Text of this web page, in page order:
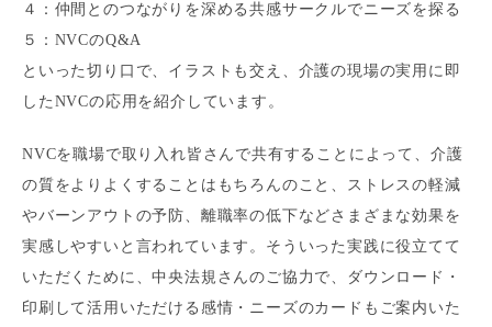
４：仲間とのつながりを深める共感サークルでニーズを探る
５：NVCのQ&A
といった切り口で、イラストも交え、介護の現場の実用に即
したNVCの応用を紹介しています。
NVCを職場で取り入れ皆さんで共有することによって、介護
の質をよりよくすることはもちろんのこと、ストレスの軽減
やバーンアウトの予防、離職率の低下などさまざまな効果を
実感しやすいと言われています。そういった実践に役立てて
いただくために、中央法規さんのご協力で、ダウンロード・
印刷して活用いただける感情・ニーズのカードもご案内いた